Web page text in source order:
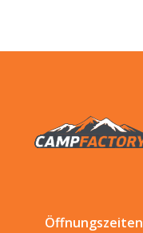
Öffnungszeiten